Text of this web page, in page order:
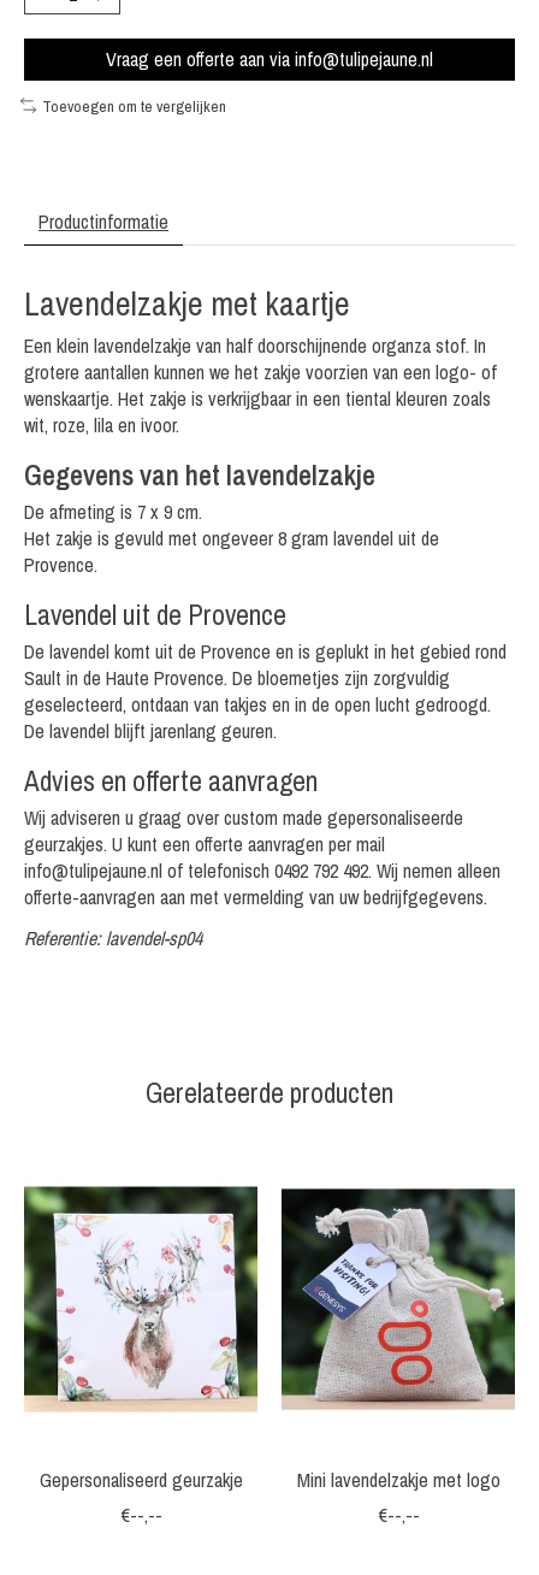
Vraag een offerte aan viainfo@tulipejaune.nl
Toevoegen om te vergelijken
Productinformatie
Lavendelzakje met kaartje
Een klein lavendelzakje van half doorschijnende organza stof. In
grotere aantallen kunnen we het zakje voorzien van een logo- of
wenskaartje. Het zakje is verkrijgbaar in een tiental kleuren zoals
wit, roze, lila en ivoor.
Gegevens van het lavendelzakje
De afmeting is 7 x 9 cm.
Het zakje is gevuld met ongeveer 8 gram lavendel uit de
Provence.
Lavendel uit de Provence
De lavendel komt uit de Provence en is geplukt in het gebied rond
Sault in de Haute Provence. De bloemetjes zijn zorgvuldig
geselecteerd, ontdaan van takjes en in de open lucht gedroogd.
De lavendel blijft jarenlang geuren.
Advies en offerte aanvragen
Wij adviseren u graag over custom made gepersonaliseerde
geurzakjes. U kunt een offerte aanvragen per mail
info@tulipejaune.nl of telefonisch 0492 792 492. Wij nemen alleen
offerte-aanvragen aan met vermelding van uw bedrijfgegevens.
Referentie: lavendel-sp04
Gerelateerde producten
Gepersonaliseerd geurzakje
€--,--
Mini lavendelzakje met logo
€--,--